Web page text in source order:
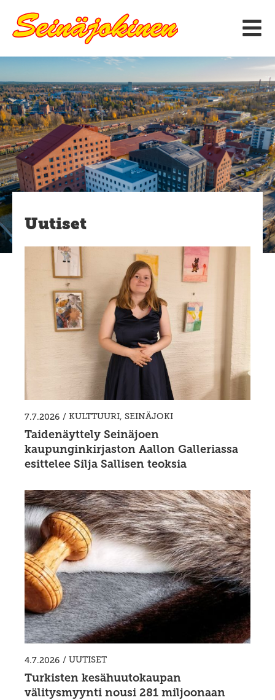
sisältöön
Uutiset
7.7.2026 / KULTTUURI, SEINÄJOKI
Taidenäyttely Seinäjoen
kaupunginkirjaston Aallon Galleriassa
esittelee Silja Sallisen teoksia
4.7.2026 / UUTISET
Turkisten kesähuutokaupan
välitysmyynti nousi 281 miljoonaan